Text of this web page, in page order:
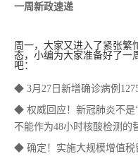
一周新政速递
周一，大家又进入了紧张繁
态，小编为大家准备好了一
吧：
◆ 3月27日新增确诊病例
◆ 权威回应！新冠肺炎不是
不能作为48小时核酸检测的
◆ 确定！实施大规模增值税